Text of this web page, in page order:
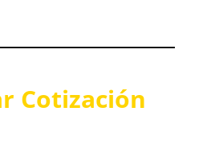
Cotización